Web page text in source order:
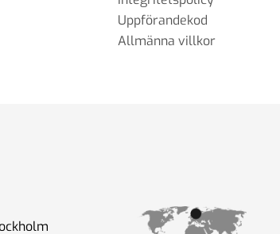
Uppförandekod
Allmänna villkor